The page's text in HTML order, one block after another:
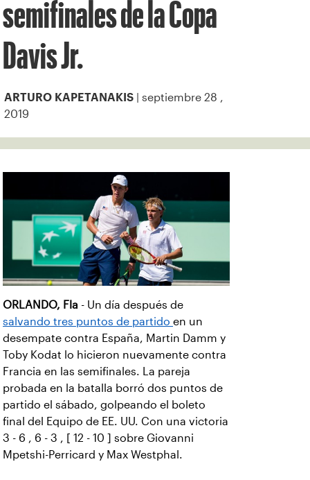
semifinales de la Copa
Davis Jr.
ARTURO KAPETANAKIS
| septiembre 28 ,
2019
ORLANDO, Fla - Un día después de
salvando tres puntos de partido en un
desempate contra España, Martin Damm y
Toby Kodat lo hicieron nuevamente contra
Francia en las semifinales. La pareja
probada en la batalla borró dos puntos de
partido el sábado, golpeando el boleto
final del Equipo de EE. UU. Con una victoria
3 - 6 , 6 - 3 , [ 12 - 10 ] sobre Giovanni
Mpetshi-Perricard y Max Westphal.